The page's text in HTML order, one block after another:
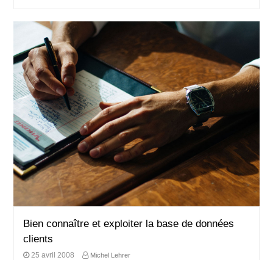
Bien connaître et exploiter la base de données
clients
25 avril 2008 Michel Lehrer